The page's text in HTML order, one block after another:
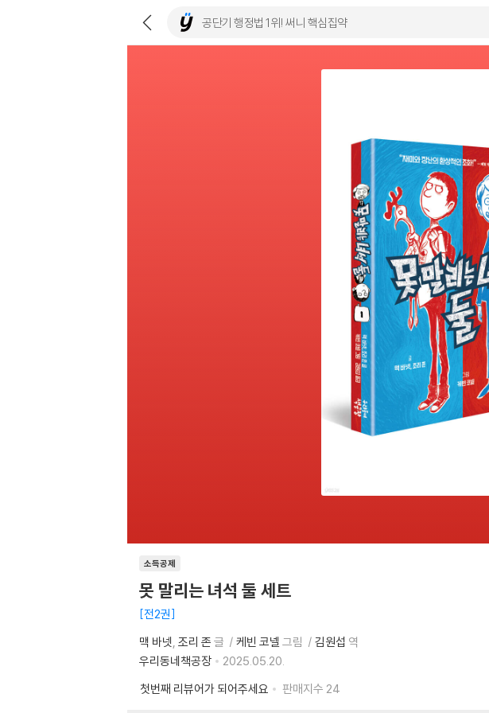
소득공제
못 말리는 녀석 둘 세트
전2권
맥 바넷 조리 존 글 케빈 코넬 그림 김원섭 역
우리동네책공장
2025.05.20.
첫번째 리뷰어가 되어주세요
판매지수 24